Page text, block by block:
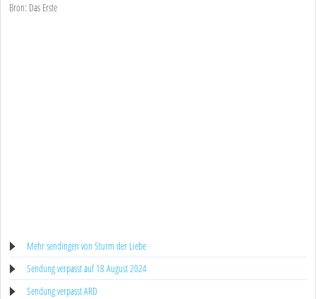
Bron: Das Erste
Mehr sendingen von Sturm der Liebe
Sendung verpasst auf 18 August 2024
Sendung verpasst ARD